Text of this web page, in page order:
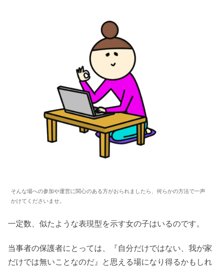
そんな場への参加や運営に関心のある方がおられましたら、何らかの方法で一声
かけてくださいませ。
一定数、似たような表現型を示す女の子はいるのです。
当事者の保護者にとっては、『自分だけではない、我が家
だけでは無いことなのだ』と思える場になり得るかもしれ